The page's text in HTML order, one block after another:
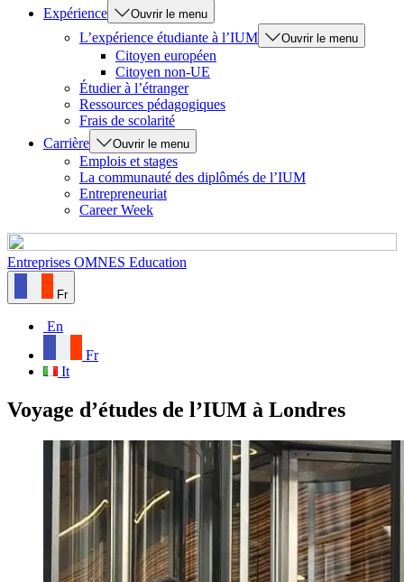
Expérience
Ouvrir le menu
L’expérience étudiante à l’IUM Ouvrir le menu
Citoyen européen
Citoyen non-UE
Étudier à l’étranger
Ressources pédagogiques
Frais de scolarité
Carrière
Ouvrir le menu
Emplois et stages
La communauté des diplômés de l’IUM
Entrepreneuriat
Career Week
Entreprises OMNES Education
Fr
En
Fr
It
Voyage d’études de l’IUM à Londres